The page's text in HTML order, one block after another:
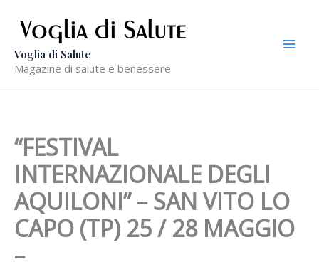
contenuto
Voglia di Salute
Magazine di salute e benessere
“FESTIVAL
INTERNAZIONALE DEGLI
AQUILONI” – SAN VITO LO
CAPO (TP) 25 / 28 MAGGIO
–